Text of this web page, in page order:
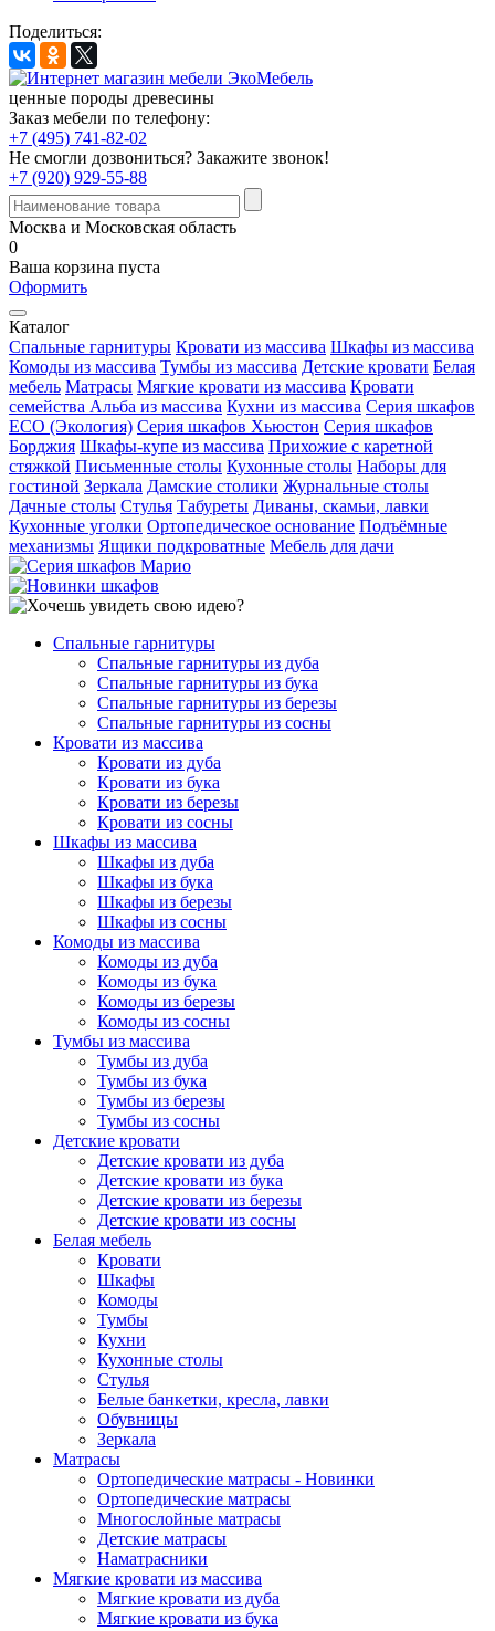
Поделиться:
ценные породы древесины
Заказ мебели по телефону:
+7 (495) 741-82-02
Не смогли дозвониться? Закажите звонок!
+7 (920) 929-55-88
Москва и Московская область
0
Ваша корзина пуста
Оформить
Каталог
Спальные гарнитуры Кровати из массива Шкафы из массива
Комоды из массива Тумбы из массива Детские кровати Белая
мебель Матрасы Мягкие кровати из массива Кровати
семейства Альба из массива Кухни из массива Серия шкафов
ECO (Экология) Серия шкафов Хьюстон Серия шкафов
Борджия Шкафы-купе из массива Прихожие с каретной
стяжкой Письменные столы Кухонные столы Наборы для
гостиной Зеркала Дамские столики Журнальные столы
Дачные столы Стулья Табуреты Диваны, скамьи, лавки
Кухонные уголки Ортопедическое основание Подъёмные
механизмы Ящики подкроватные Мебель для дачи
Спальные гарнитуры
Спальные гарнитуры из дуба
Спальные гарнитуры из бука
Спальные гарнитуры из березы
Спальные гарнитуры из сосны
Кровати из массива
Кровати из дуба
Кровати из бука
Кровати из березы
Кровати из сосны
Шкафы из массива
Шкафы из дуба
Шкафы из бука
Шкафы из березы
Шкафы из сосны
Комоды из массива
Комоды из дуба
Комоды из бука
Комоды из березы
Комоды из сосны
Тумбы из массива
Тумбы из дуба
Тумбы из бука
Тумбы из березы
Тумбы из сосны
Детские кровати
Детские кровати из дуба
Детские кровати из бука
Детские кровати из березы
Детские кровати из сосны
Белая мебель
Кровати
Шкафы
Комоды
Тумбы
Кухни
Кухонные столы
Стулья
Белые банкетки, кресла, лавки
Обувницы
Зеркала
Матрасы
Ортопедические матрасы - Новинки
Ортопедические матрасы
Многослойные матрасы
Детские матрасы
Наматрасники
Мягкие кровати из массива
Мягкие кровати из дуба
Мягкие кровати из бука